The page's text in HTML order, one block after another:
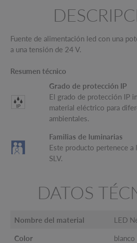
Fuente de alimentación led con una
a una tensión de 24 V.
Resumen técnico
Grado de protección IP
El grado de protección IP
material eléctrico para
ambientales.
Familias de luminarias
Este producto pertenece a
SLV.
DATOS
Nombre del material LED
Color blanco